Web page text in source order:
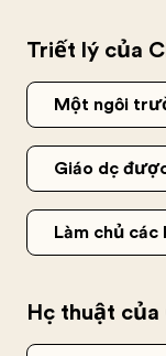
Triết lý của
Một ngôi
Giáo dục
Làm chủ các
Học thuật